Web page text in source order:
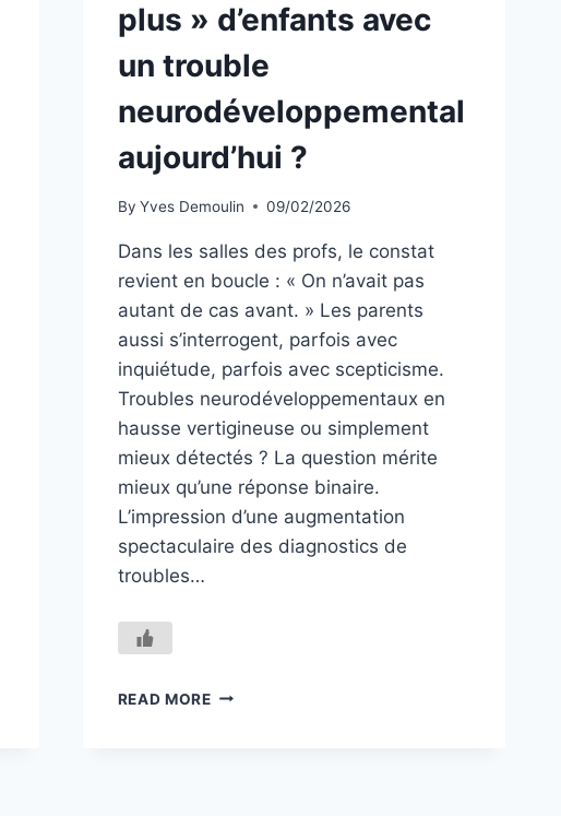
plus » d’enfants avec
un trouble
neurodéveloppemental
aujourd’hui ?
By Yves Demoulin 09/02/2026
Dans les salles des profs, le constat
revient en boucle : « On n’avait pas
autant de cas avant. » Les parents
aussi s’interrogent, parfois avec
inquiétude, parfois avec scepticisme.
Troubles neurodéveloppementaux en
hausse vertigineuse ou simplement
mieux détectés ? La question mérite
mieux qu’une réponse binaire.
L’impression d’une augmentation
spectaculaire des diagnostics de
troubles…
READ MOREPOURQUOI